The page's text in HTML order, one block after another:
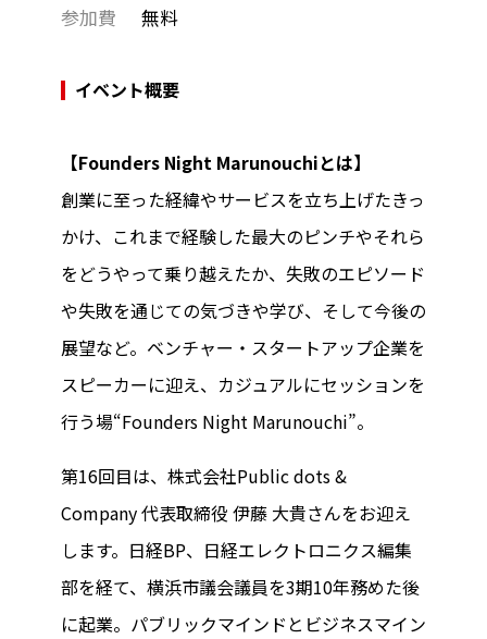
参加費 無料
イベント概要
【Founders Night Marunouchiとは】
創業に至った経緯やサービスを立ち上げたきっ
かけ、これまで経験した最大のピンチやそれら
をどうやって乗り越えたか、失敗のエピソード
や失敗を通じての気づきや学び、そして今後の
展望など。ベンチャー・スタートアップ企業を
スピーカーに迎え、カジュアルにセッションを
行う場“Founders Night Marunouchi”。
第16回目は、株式会社Public dots &
Company 代表取締役 伊藤 大貴さんをお迎え
します。日経BP、日経エレクトロニクス編集
部を経て、横浜市議会議員を3期10年務めた後
に起業。パブリックマインドとビジネスマイン